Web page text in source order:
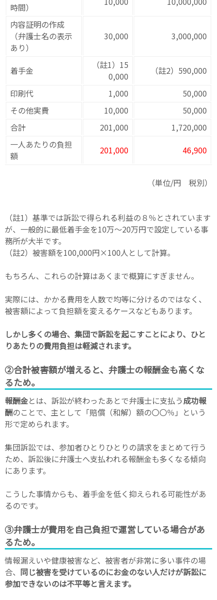
時間）
内容証明の作成
（弁護士名の表示
あり）
30,000 3,000,000
着手金
（註1）15
0,000
（註2）590,000
印刷代
1,000
50,000
その他実費
10,000
50,000
合計
201,000
1,720,000
一人あたりの負担
額
201,000 46,900
（単位/円 税別）
（註1）基準では訴訟で得られる利益の８％とされています
が、一般的に最低着手金を10万～20万円で設定している事
務所が大半です。
（註2）被害額を100,000円×100人として計算。
もちろん、これらの計算はあくまで概算にすぎません。
実際には、かかる費用を人数で均等に分けるのではなく、
被害額によって負担額を変えるケースなどもあります。
しかし多くの場合、集団で訴訟を起こすことにより、ひと
りあたりの費用負担は軽減されます。
②合計被害額が増えると、弁護士の報酬金も高くな
るため。
報酬金とは、訴訟が終わったあとで弁護士に支払う成功報
酬のことで、主として「賠償（和解）額の〇〇％」という
形で定められます。
集団訴訟では、参加者ひとりひとりの請求をまとめて行う
ため、訴訟後に弁護士へ支払われる報酬金も多くなる傾向
にあります。
こうした事情からも、着手金を低く抑えられる可能性があ
るのです。
③弁護士が費用を自己負担で運営している場合があ
るため。
情報漏えいや健康被害など、被害者が非常に多い事件の場
合、 同じ被害を受けているのにお金のない人だけが訴訟に
参加できないのは不平等と言えます。